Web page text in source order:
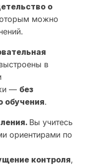
о
можно
в
— без
обучения.
Вы учитесь
ориентирами по
контроля,